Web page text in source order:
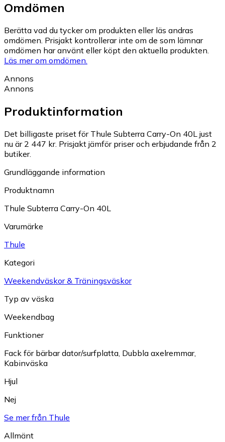
Omdömen
Berätta vad du tycker om produkten eller läs andras
omdömen. Prisjakt kontrollerar inte om de som lämnar
omdömen har använt eller köpt den aktuella produkten.
Läs mer om omdömen.
Annons
Annons
Produktinformation
Det billigaste priset för Thule Subterra Carry-On 40L just
nu är 2 447 kr. Prisjakt jämför priser och erbjudande från 2
butiker.
Grundläggande information
Produktnamn
Thule Subterra Carry-On 40L
Varumärke
Thule
Kategori
Weekendväskor & Träningsväskor
Typ av väska
Weekendbag
Funktioner
Fack för bärbar dator/surfplatta, Dubbla axelremmar,
Kabinväska
Hjul
Nej
Se mer från Thule
Allmänt